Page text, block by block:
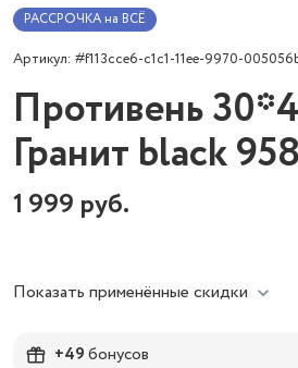
РАССРОЧКА на ВСЁ
Артикул: #f113cce6-c1c1-11ee-9970-
Противень
Гранит black
1 999 руб.
Показать применённые скидки
+49бонусов